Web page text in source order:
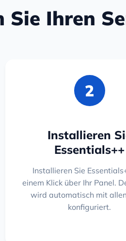
Sie Ihren
2
Installieren
Essentials++
Installieren Sie
einem Klick über Ihr Panel.
wird automatisch mit
konfiguriert.